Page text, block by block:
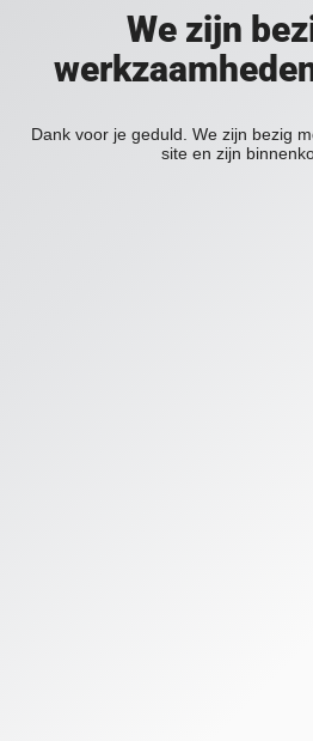
We zijn
Dank voor je geduld. We zijn bezig
site en zijn